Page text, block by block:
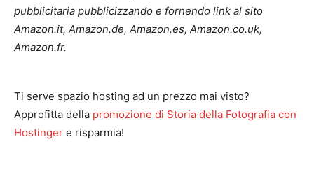
pubblicitaria pubblicizzando e fornendo link al sito
Amazon.it, Amazon.de, Amazon.es, Amazon.co.uk,
Amazon.fr.
Ti serve spazio hosting ad un prezzo mai visto?
Approfitta della promozione di Storia della Fotografia con
Hostinger e risparmia!